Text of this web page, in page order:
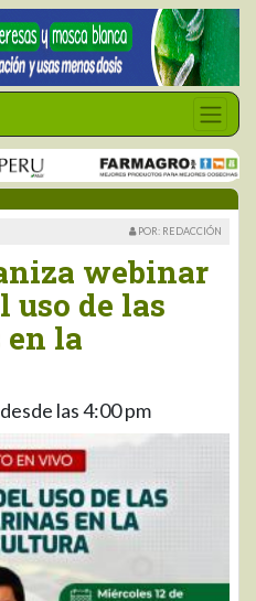
POR: REDACCIÓN
webinar
uso de las
la
las 4:00 pm